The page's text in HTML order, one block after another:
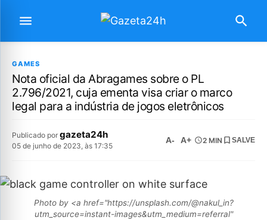
GAMES
Nota oficial da Abragames sobre o PL
2.796/2021, cuja ementa visa criar o marco
legal para a indústria de jogos eletrônicos
Publicado por gazeta24h
05 de junho de 2023, às 17:35
A- A+ 2 MIN SALVE
Photo by <a href="https://unsplash.com/@nakul_in?
utm_source=instant-images&utm_medium=referral"